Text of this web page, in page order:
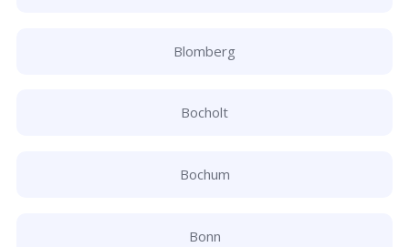
Blomberg
Bocholt
Bochum
Bonn